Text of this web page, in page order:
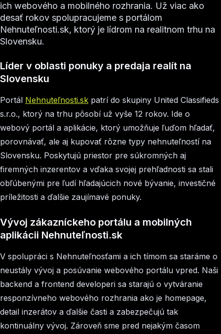
ich webového a mobilného rozhrania. Už viac ako
desať rokov spolupracujeme s portálom
Nehnuteľnosti.sk, ktorý je lídrom na realitnom trhu na
Slovensku.
Líder v oblasti ponuky a predaja realít na
Slovensku
Portál Nehnuteľnosti.sk patrí do skupiny United Classifieds
s.r.o., ktorý na trhu pôsobí už vyše 12 rokov. Ide o
webový portál a aplikácie, ktorý umožňuje ľuďom hľadať,
porovnávať, ale aj kupovať rôzne typy nehnuteľností na
Slovensku. Poskytujú priestor pre súkromných aj
firemných inzerentov a vďaka svojej prehľadnosti sa stali
obľúbenými pre ľudí hľadajúcich nové bývanie, investičné
príležitosti a ďalšie zaujímavé ponuky.
Vývoj zákazníckeho portálu a mobilných
aplikácii Nehnuteľnosti.sk
V spolupráci s Nehnuteľnosťami a ich tímom sa staráme o
neustály vývoj a posúvanie webového portálu vpred. Naši
backend a frontend developeri sa starajú o vytváranie
responzívneho webového rozhrania ako je homepage,
detail inzerátov a ďalšie časti a zabezpečujú tak
kontinuálny vývoj. Zároveň sme pred nejakým časom